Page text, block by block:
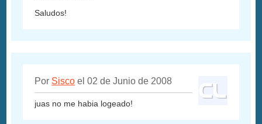
Saludos!
Por Sisco el 02 de Junio de 2008
juas no me habia logeado!